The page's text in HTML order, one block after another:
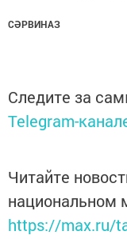
СӘРВИНАЗ
Следите за
Telegram-
Читайте
национальном
https://max.ru/